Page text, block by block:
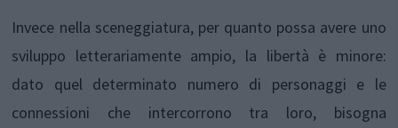
Invece nella sceneggiatura, per quanto possa avere uno
sviluppo letterariamente ampio, la libertà è minore:
dato quel determinato numero di personaggi e le
connessioni che intercorrono tra loro, bisogna